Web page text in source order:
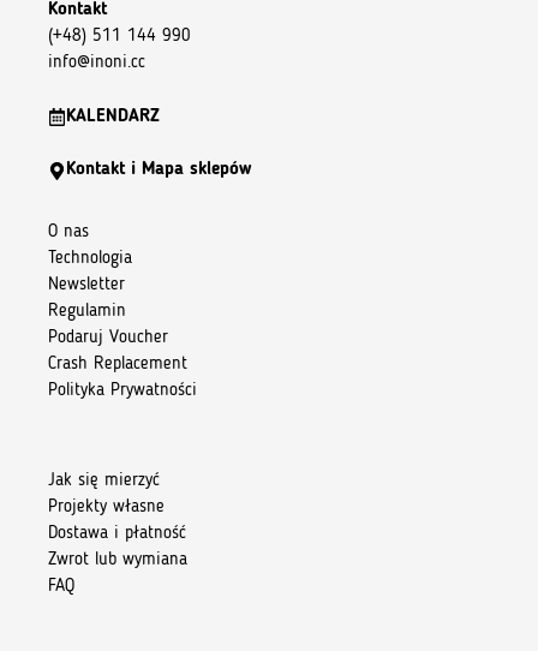
Kontakt
(+48) 511 144 990
info@inoni.cc
KALENDARZ
Kontakt i Mapa sklepów
O nas
Technologia
Newsletter
Regulamin
Podaruj Voucher
Crash Replacement
Polityka Prywatności
Jak się mierzyć
Projekty własne
Dostawa i płatność
Zwrot lub wymiana
FAQ